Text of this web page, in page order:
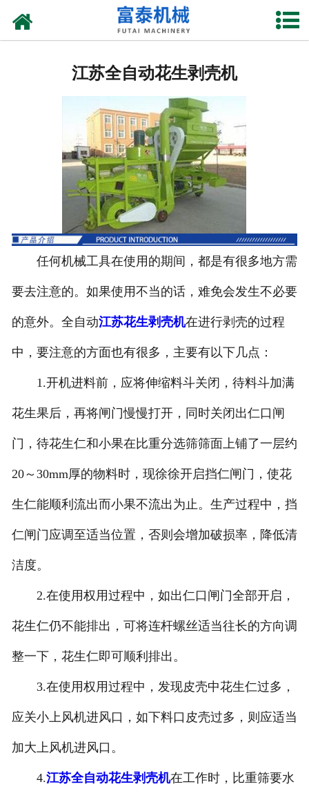
网站首页
江苏花生剥壳机
江苏玉米割台
江苏铡草机
江苏上料机
江苏全自动花生剥壳机
任何机械工具在使用的期间，都是有很多地方需
要去注意的。如果使用不当的话，难免会发生不必要
的意外。全自动江苏花生剥壳机在进行剥壳的过程
中，要注意的方面也有很多，主要有以下几点：
1.开机进料前，应将伸缩料斗关闭，待料斗加满
花生果后，再将闸门慢慢打开，同时关闭出仁口闸
门，待花生仁和小果在比重分选筛筛面上铺了一层约
20～30mm厚的物料时，现徐徐开启挡仁闸门，使花
生仁能顺利流出而小果不流出为止。生产过程中，挡
仁闸门应调至适当位置，否则会增加破损率，降低清
洁度。
2.在使用权用过程中，如出仁口闸门全部开启，
花生仁仍不能排出，可将连杆螺丝适当往长的方向调
整一下，花生仁即可顺利排出。
3.在使用权用过程中，发现皮壳中花生仁过多，
应关小上风机进风口，如下料口皮壳过多，则应适当
加大上风机进风口。
4.江苏全自动花生剥壳机在工作时，比重筛要水